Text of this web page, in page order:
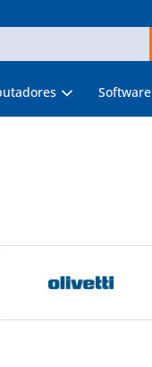
Software